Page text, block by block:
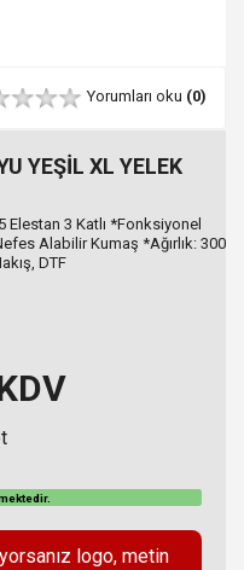
Yorumları oku (0)
YEŞİL XL YELEK
3 Katlı *Fonksiyonel
Alabilir Kumaş *Ağırlık: 300
DTF
.
logo, metin